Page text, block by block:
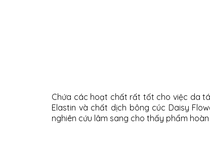
Chứa các hoạt chất rất tốt cho việc da
Elastin và chất dịch bông cúc Daisy
nghiên cứu lâm sang cho thấy phẩm